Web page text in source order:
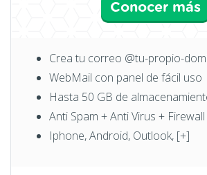
Conocer más
Crea tu correo @tu-propio-
WebMail con panel de fácil uso
Hasta 50 GB de
Anti Spam + Anti Virus + Firewall
Iphone, Android, Outlook, [+]